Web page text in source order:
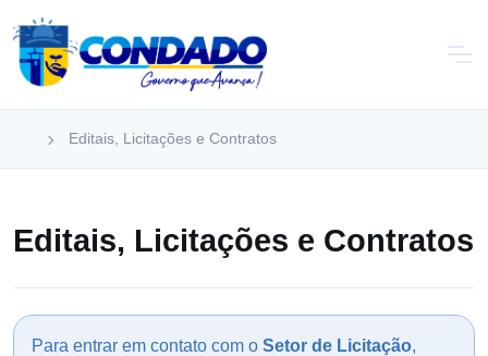
Editais, Licitações e Contratos
Editais, Licitações e Contratos
Para entrar em contato com o Setor de Licitação,